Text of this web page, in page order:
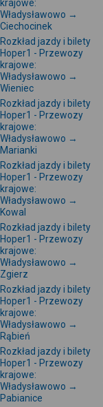
krajowe:
Władysławowo →
Ciechocinek
Rozkład jazdy i bilety
Hoper1 - Przewozy
krajowe:
Władysławowo →
Wieniec
Rozkład jazdy i bilety
Hoper1 - Przewozy
krajowe:
Władysławowo →
Marianki
Rozkład jazdy i bilety
Hoper1 - Przewozy
krajowe:
Władysławowo →
Kowal
Rozkład jazdy i bilety
Hoper1 - Przewozy
krajowe:
Władysławowo →
Zgierz
Rozkład jazdy i bilety
Hoper1 - Przewozy
krajowe:
Władysławowo →
Rąbień
Rozkład jazdy i bilety
Hoper1 - Przewozy
krajowe:
Władysławowo →
Pabianice